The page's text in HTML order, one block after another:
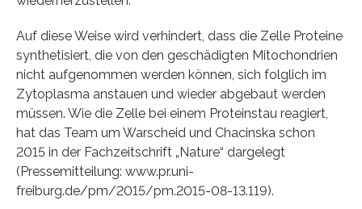
Auf diese Weise wird verhindert, dass die Zelle Proteine
synthetisiert, die von den geschädigten Mitochondrien
nicht aufgenommen werden können, sich folglich im
Zytoplasma anstauen und wieder abgebaut werden
müssen. Wie die Zelle bei einem Proteinstau reagiert,
hat das Team um Warscheid und Chacinska schon
2015 in der Fachzeitschrift „Nature“ dargelegt
(Pressemitteilung: www.pr.uni-
freiburg.de/pm/2015/pm.2015-08-13.119).